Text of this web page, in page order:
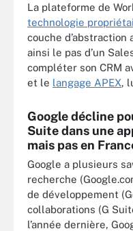
La plateforme de
technologie
couche d’abstraction
ainsi le pas d’un
compléter son CRM
et le langage APEX,
Google décline
Suite dans une
mais pas en
Google a plusieurs
recherche
de développement
collaborations (G
l’année dernière,